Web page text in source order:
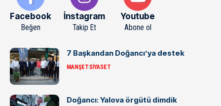
Facebook
Beğen
İnstagram
Takip Et
Youtube
Abone ol
7 Başkandan Doğancı’ya destek
MANŞETSIYASET
Doğancı: Yalova örgütü dimdik